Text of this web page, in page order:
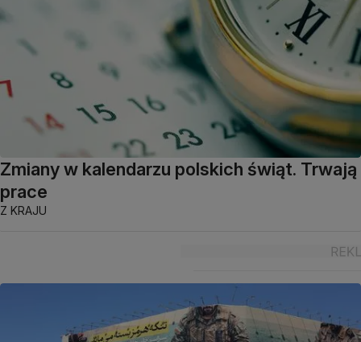
Zmiany w kalendarzu polskich świąt. Trwają
prace
Z KRAJU